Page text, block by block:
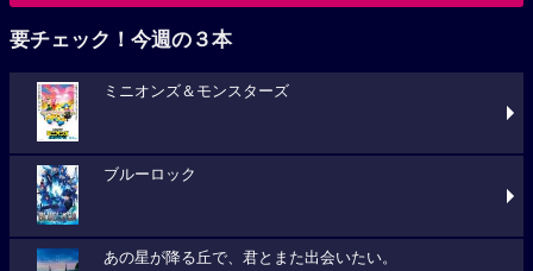
要チェック！今週の３本
ミニオンズ＆モンスターズ
ブルーロック
あの星が降る丘で、君とまた出会いたい。